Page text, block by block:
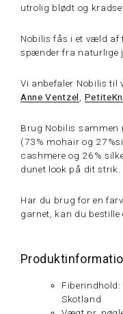
utrolig blødt og
Nobilis fås i et væld af
spænder fra naturlige
Vi anbefaler Nobilis til
Anne Ventzel
Brug Nobilis
(73% mohair og
cashmere og 26%
dunet look på dit strik.
Har du brug for en
garnet, kan du
Skotland